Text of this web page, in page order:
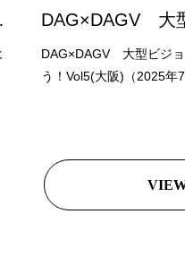
開催）
DAG×DAGV 大型ビジ
う！Vol5(大阪)（2025年